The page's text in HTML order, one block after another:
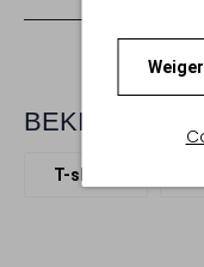
BEKIJK MEER
T-shirts